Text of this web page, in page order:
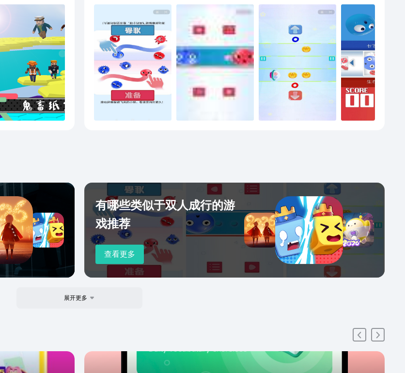
的地区排行榜，成为当地数一数二的格斗高手。前往录像
厅，寻找你的大神老师。在这里你有多种方式和他人一起享
受欢乐的格斗派对！闪光吧，派对之星！特别注意：虽然派
对很精彩，但请不要过于着迷噢~
有哪些类似于双人成行的游
戏推荐
查看更多
展开更多